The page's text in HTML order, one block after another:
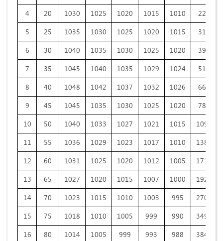
4
20 1030 1025 1020 1015 1010
22.64
5
25 1035 1030 1025 1020 1015
31.88
6
30 1040 1035 1030 1025 1020
39.46
7
35 1045 1040 1035 1029 1024
51.50
8
40 1048 1042 1037 1032 1026
66.09
9
45 1045 1035 1030 1025 1020
78.88
10
50 1040 1033 1027 1021 1015
109.98
11
55 1036 1029 1023 1017 1010
138.23
12
60 1031 1025 1020 1012 1005
171.43
13
65 1027 1020 1015 1007 1000
192.54
14
70 1023 1015 1010 1003 995
270.99
15
75 1018 1010 1005 999 990
349.65
16
80 1014 1005 999 993 988
384.30